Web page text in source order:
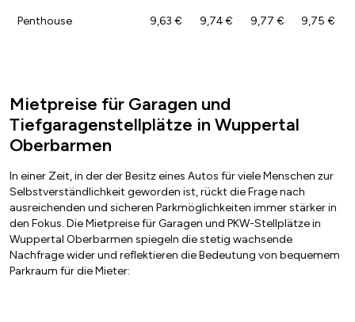
Penthouse 9,63 € 9,74 € 9,77 € 9,75 €
Mietpreise für Garagen und
Tiefgaragenstellplätze in Wuppertal
Oberbarmen
In einer Zeit, in der der Besitz eines Autos für viele Menschen zur
Selbstverständlichkeit geworden ist, rückt die Frage nach
ausreichenden und sicheren Parkmöglichkeiten immer stärker in
den Fokus. Die Mietpreise für Garagen und PKW-Stellplätze in
Wuppertal Oberbarmen spiegeln die stetig wachsende
Nachfrage wider und reflektieren die Bedeutung von bequemem
Parkraum für die Mieter: